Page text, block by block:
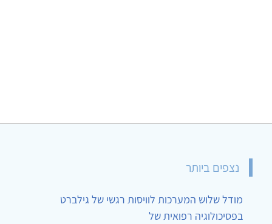
נצפים ביותר
מודל שלוש המערכות לוויסות רגשי של גילברט
בפסיכולוגיה רפואית של